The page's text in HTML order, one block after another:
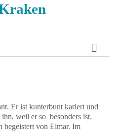
Er ist kunterbunt kariert und
weil er so besonders ist.
begeistert von Elmar. Im